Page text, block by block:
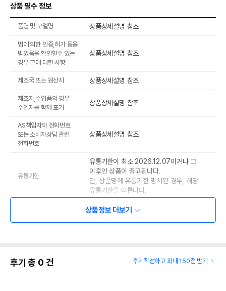
상품 필수 정보
품명 및 모델명 상품상세설명 참조
법에 의한 인증,허가 등을
받았음을 확인할수 있는
경우 그에 대한 사항
상품상세설명 참조
제조국 또는 원산지 상품상세설명 참조
제조자,수입품의 경우
수입자를 함께 표기
상품상세설명 참조
AS책임자와 전화번호
또는 소비자상담 관련
전화번호
상품상세설명 참조
유통기한
유통기한이 최소 2026.12.07이거나 그
이후인 상품이 출고됩니다.
단, 상품명에 유통기한 명시된 경우, 해당
유통기한을 따릅니다.
상품정보 더보기
후기 총 0 건 후기작성하고 최대 150점 받기